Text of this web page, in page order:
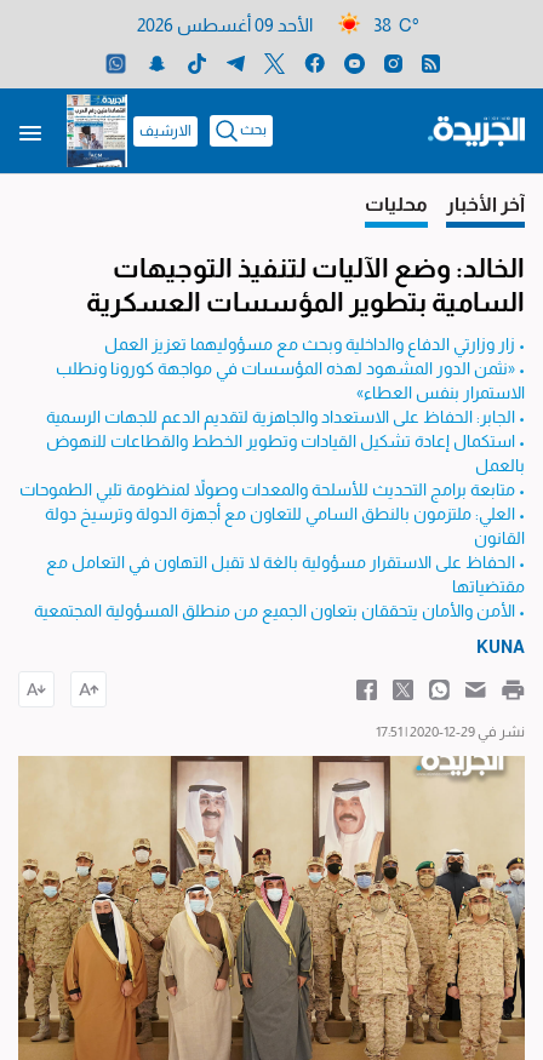
38 C° الأحد 09 أغسطس 2026
بحث الارشيف
آخر الأخبار محليات
الخالد: وضع الآليات لتنفيذ التوجيهات
السامية بتطوير المؤسسات العسكرية
• زار وزارتي الدفاع والداخلية وبحث مع مسؤوليهما تعزيز العمل
• «نثمن الدور المشهود لهذه المؤسسات في مواجهة كورونا ونطلب
الاستمرار بنفس العطاء»
• الجابر: الحفاظ على الاستعداد والجاهزية لتقديم الدعم للجهات الرسمية
• استكمال إعادة تشكيل القيادات وتطوير الخطط والقطاعات للنهوض
بالعمل
• متابعة برامج التحديث للأسلحة والمعدات وصولاً لمنظومة تلبي الطموحات
• العلي: ملتزمون بالنطق السامي للتعاون مع أجهزة الدولة وترسيخ دولة
القانون
• الحفاظ على الاستقرار مسؤولية بالغة لا تقبل التهاون في التعامل مع
مقتضياتها
• الأمن والأمان يتحققان بتعاون الجميع من منطلق المسؤولية المجتمعية
KUNA
نشر في 29-12-2020 | 17:51